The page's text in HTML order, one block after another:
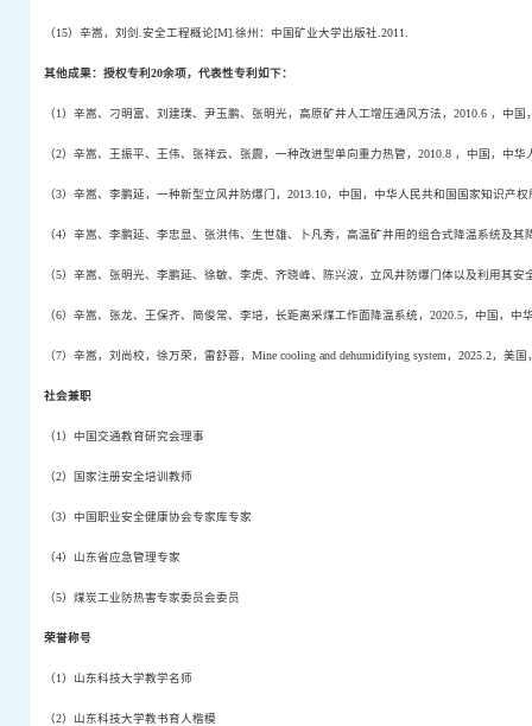
（15）辛嵩，刘剑 安全工程概论[M]. 徐州：中国矿业大学出版社 .2011.
其他成果：授权专利 20余项，代表性专利如下：
（1）辛嵩、刁明富、刘建璞、尹玉鹏、张明光，高原矿井人工增压通风方法， 2010.6 ，中国
（2）辛嵩、王振平、王伟、张祥云、张震，一种改进型单向重力热管， 2010.8 ，中国，中华
（3）辛嵩、李鹏延，一种新型立风井防爆门， 2013.10，中国，中华人民共和国国家知识产权
（4）辛嵩、李鹏延、李忠显、张洪伟、生世雄、卜凡秀，高温矿井用的组合式降温系统及其
（5）辛嵩、张明光、李鹏延、徐敏、李虎、齐晓峰、陈兴波，立风井防爆门体以及利用其安
（6）辛嵩、张龙、王保齐、简俊常、李培，长距离采煤工作面降温系统， 2020.5，中国，中
（7）辛嵩，刘尚校，徐万荣，雷舒蓉， Mine cooling and dehumidifying system， 2025.2，美国
社会兼职
（1）中国交通教育研究会理事
（2）国家注册安全培训教师
（3）中国职业安全健康协会专家库专家
（4）山东省应急管理专家
（5）煤炭工业防热害专家委员会委员
荣誉称号
（1）山东科技大学教学名师
（2）山东科技大学教书育人楷模